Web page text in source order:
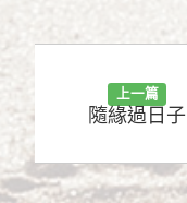
上一篇
隨緣過日子